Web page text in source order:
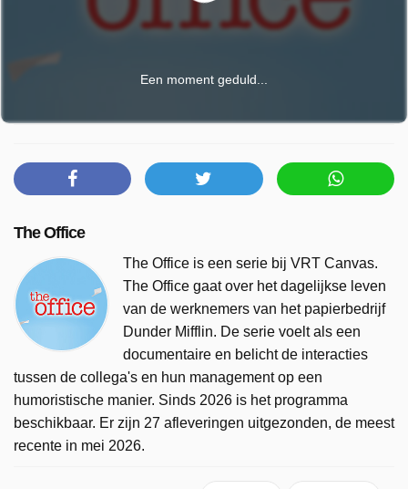
Een moment geduld...
The Office
The Office is een serie bij VRT Canvas.
The Office gaat over het dagelijkse leven
van de werknemers van het papierbedrijf
Dunder Mifflin. De serie voelt als een
documentaire en belicht de interacties
tussen de collega's en hun management op een
humoristische manier. Sinds 2026 is het programma
beschikbaar. Er zijn 27 afleveringen uitgezonden, de meest
recente in mei 2026.